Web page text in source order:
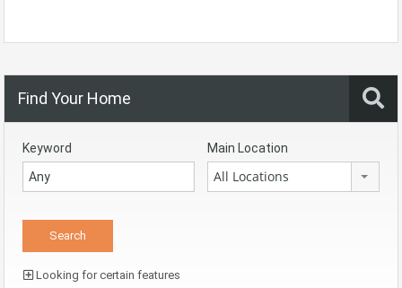
Find Your Home
Keyword Main Location
All Locations
Looking for certain features